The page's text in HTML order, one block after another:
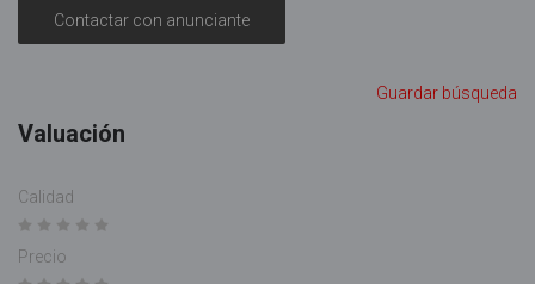
Contactar con anunciante
Guardar búsqueda
Valuación
Calidad
Precio